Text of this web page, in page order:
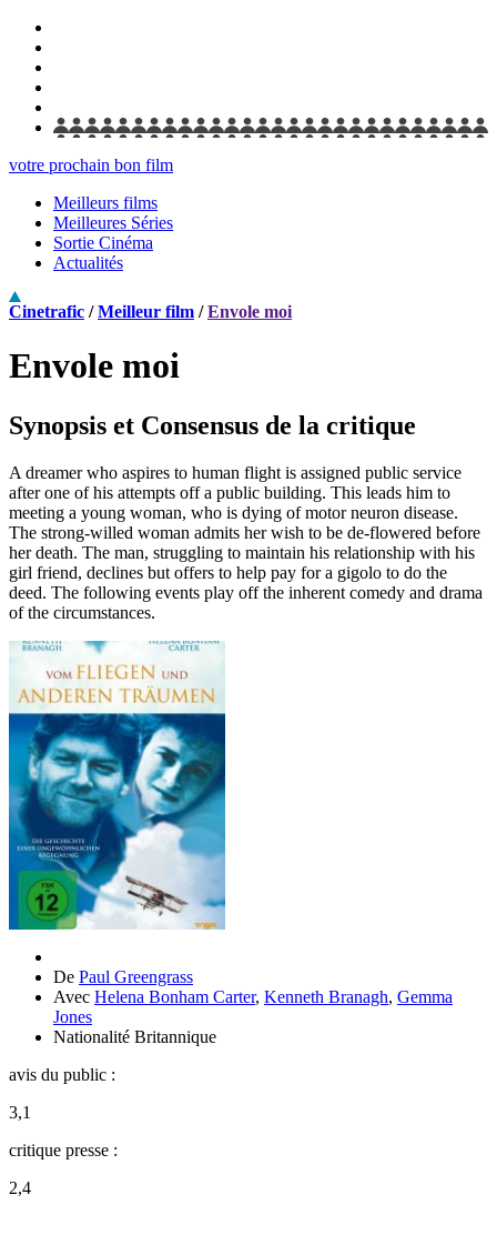
votre prochain bon film
Meilleurs films
Meilleures Séries
Sortie Cinéma
Actualités
Cinetrafic /Meilleur film /Envole moi
Envole moi
Synopsis et Consensus de la critique
A dreamer who aspires to human flight is assigned public service
after one of his attempts off a public building. This leads him to
meeting a young woman, who is dying of motor neuron disease.
The strong-willed woman admits her wish to be de-flowered before
her death. The man, struggling to maintain his relationship with his
girl friend, declines but offers to help pay for a gigolo to do the
deed. The following events play off the inherent comedy and drama
of the circumstances.
De Paul Greengrass
Avec Helena Bonham Carter, Kenneth Branagh, Gemma
Jones
Nationalité Britannique
avis du public :
3,1
critique presse :
2,4